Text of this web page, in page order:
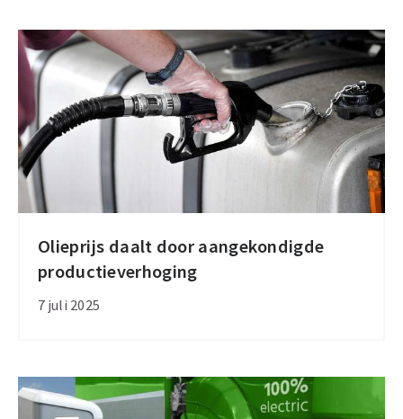
dan
in
Luxemburg
Olieprijs daalt door aangekondigde
productieverhoging
7 juli 2025
Olieprijs
daalt
door